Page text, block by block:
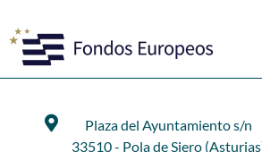
Plaza del Ayuntamiento s/n
33510 - Pola de Siero